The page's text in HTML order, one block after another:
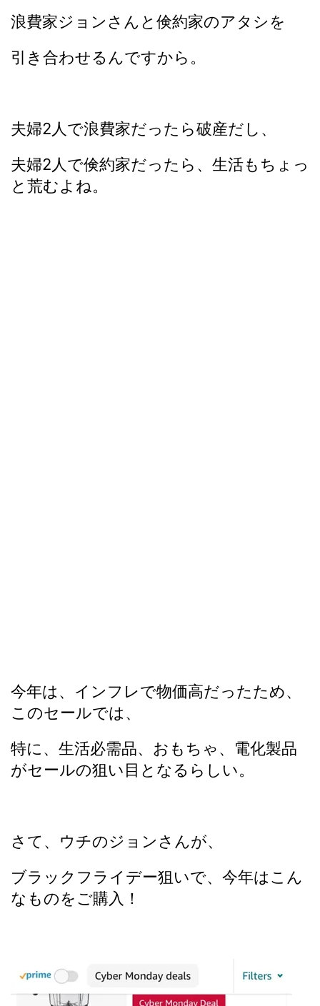
浪費家ジョンさんと倹約家のアタシを
引き合わせるんですから。
夫婦2人で浪費家だったら破産だし、
夫婦2人で倹約家だったら、生活もちょっ
と荒むよね。
今年は、インフレで物価高だったため、
このセールでは、
特に、生活必需品、おもちゃ、電化製品
がセールの狙い目となるらしい。
さて、ウチのジョンさんが、
ブラックフライデー狙いで、今年はこん
なものをご購入！